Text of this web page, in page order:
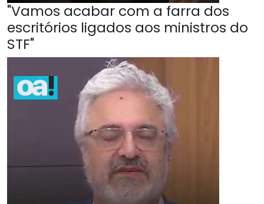
"Vamos acabar com a farra dos
escritórios ligados aos ministros do
STF"